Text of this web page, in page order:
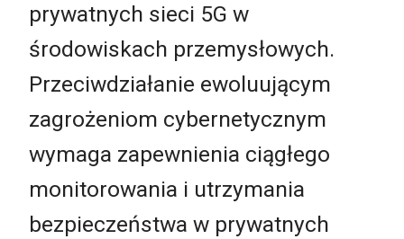
prywatnych sieci 5G w
środowiskach przemysłowych.
Przeciwdziałanie ewoluującym
zagrożeniom cybernetycznym
wymaga zapewnienia ciągłego
monitorowania i utrzymania
bezpieczeństwa w prywatnych